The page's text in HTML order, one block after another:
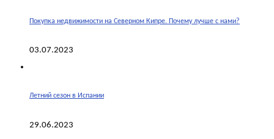
Покупка недвижимости на Северном Кипре. Почему лучше с нами?
03.07.2023
Летний сезон в Испании
29.06.2023